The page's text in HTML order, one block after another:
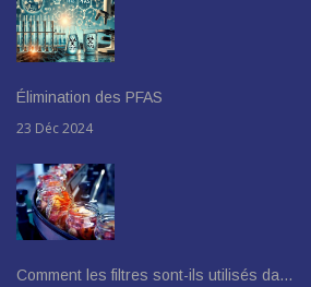
Élimination des PFAS
23 Déc 2024
Comment les filtres sont-ils utilisés da…